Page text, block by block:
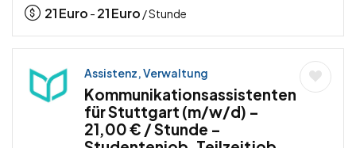
21Euro - 21Euro / Stunde
Assistenz, Verwaltung
Kommunikationsassistenten
für Stuttgart (m/w/d) –
21,00 € / Stunde –